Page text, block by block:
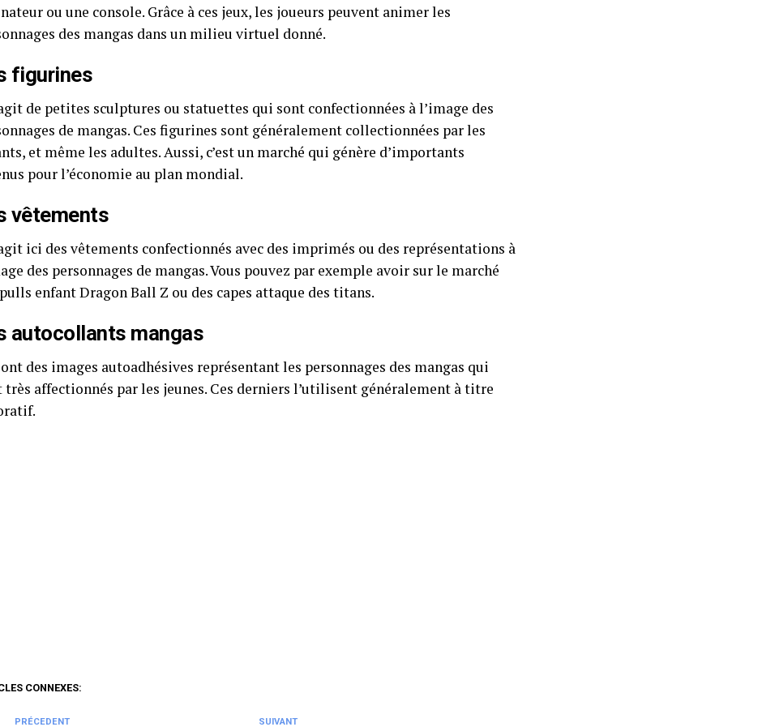
ou une console. Grâce à ces jeux, les joueurs peuvent animer les
des mangas dans un milieu virtuel donné.
figurines
de petites sculptures ou statuettes qui sont confectionnées à l’image des
de mangas. Ces figurines sont généralement collectionnées par les
et même les adultes. Aussi, c’est un marché qui génère d’importants
pour l’économie au plan mondial.
vêtements
ici des vêtements confectionnés avec des imprimés ou des représentations à
des personnages de mangas. Vous pouvez par exemple avoir sur le marché
enfant Dragon Ball Z ou des capes attaque des titans.
autocollants mangas
des images autoadhésives représentant les personnages des mangas qui
très affectionnés par les jeunes. Ces derniers l’utilisent généralement à titre
CONNEXES:
SUIVANT
PRÉCEDENT